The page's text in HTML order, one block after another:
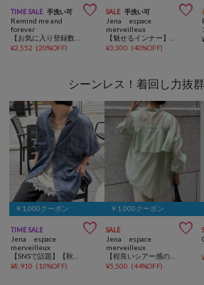
TIME SALE 手洗い可 
Remind me and
forever
【お気に入り登録数1万突破！】【プチプラ/即着映え！】裾レースノースリプルオーバー
¥2,552 (20%OFF)
SALE 手洗い可 
Jena espace
merveilleux
【魅せるインナー】【新色登場】スクエアタンクトップ
¥3,300 (40%OFF)
シーンレス！着回し力抜
￥1,000クーポン
TIME SALE 
Jena espace
merveilleux
¥8,910 (10%OFF)
￥1,000クーポン
SALE 
Jena espace
merveilleux
¥5,500 (44%OFF)